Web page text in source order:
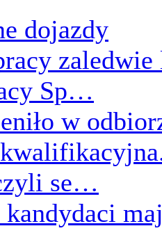
dojazdy
Sp…
w
se…